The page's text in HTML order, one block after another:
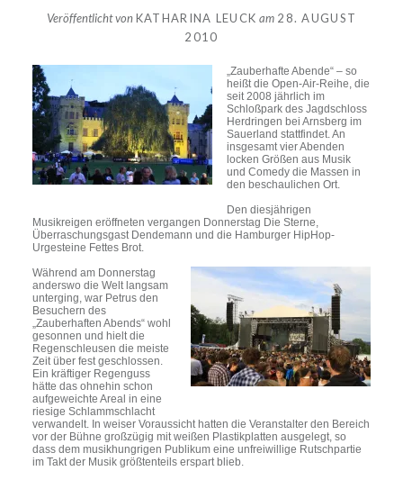
Veröffentlicht vonKATHARINA LEUCK am 28. AUGUST
2010
„Zauberhafte Abende“ – so
heißt die Open-Air-Reihe, die
seit 2008 jährlich im
Schloßpark des Jagdschloss
Herdringen bei Arnsberg im
Sauerland stattfindet. An
insgesamt vier Abenden
locken Größen aus Musik
und Comedy die Massen in
den beschaulichen Ort.
Den diesjährigen
Musikreigen eröffneten vergangen Donnerstag Die Sterne,
Überraschungsgast Dendemann und die Hamburger HipHop-
Urgesteine Fettes Brot.
Während am Donnerstag
anderswo die Welt langsam
unterging, war Petrus den
Besuchern des
„Zauberhaften Abends“ wohl
gesonnen und hielt die
Regenschleusen die meiste
Zeit über fest geschlossen.
Ein kräftiger Regenguss
hätte das ohnehin schon
aufgeweichte Areal in eine
riesige Schlammschlacht
verwandelt. In weiser Voraussicht hatten die Veranstalter den Bereich
vor der Bühne großzügig mit weißen Plastikplatten ausgelegt, so
dass dem musikhungrigen Publikum eine unfreiwillige Rutschpartie
im Takt der Musik größtenteils erspart blieb.